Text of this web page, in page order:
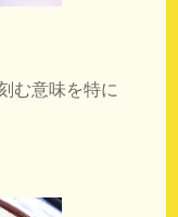
む意味を特に